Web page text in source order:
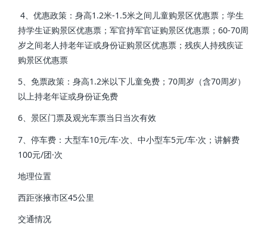
4、优惠政策：身高1.2米-1.5米之间儿童购景区优惠票；学生
持学生证购景区优惠票；军官持军官证购景区优惠票；60-70周
岁之间老人持老年证或身份证购景区优惠票；残疾人持残疾证
购景区优惠票
5、免票政策：身高1.2米以下儿童免费；70周岁（含70周岁）
以上持老年证或身份证免费
6、景区门票及观光车票当日当次有效
7、停车费：大型车10元/车·次、中小型车5元/车·次；讲解费
100元/团·次
地理位置
西距张掖市区45公里
交通情况